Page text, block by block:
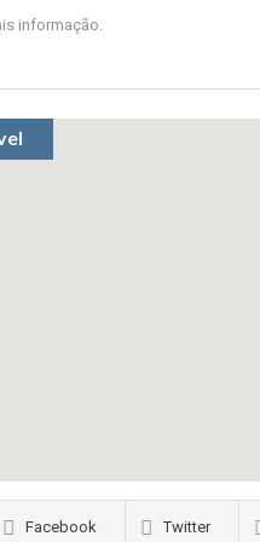
informação.
Facebook Twitter